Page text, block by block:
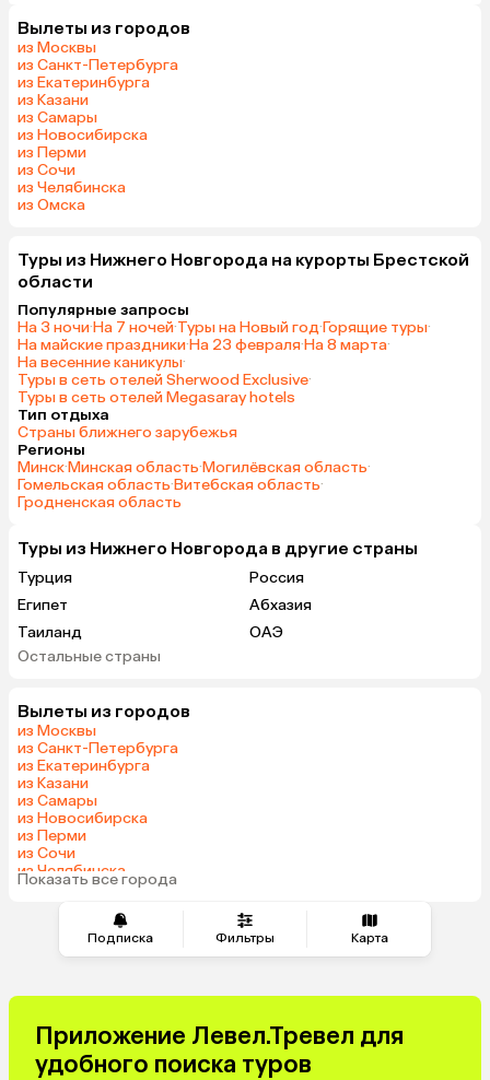
Подписка Фильтры Карта
Вылеты из городов
из Москвы
из Санкт-Петербурга
из Екатеринбурга
из Казани
из Самары
из Новосибирска
из Перми
из Сочи
из Челябинска
из Омска
Туры из Нижнего Новгорода на курорты Брестской
области
Популярные запросы
На 3 ночи·На 7 ночей·Туры на Новый год·Горящие туры·
На майские праздники·На 23 февраля·На 8 марта·
На весенние каникулы·
Туры в сеть отелей Sherwood Exclusive·
Туры в сеть отелей Megasaray hotels
Тип отдыха
Страны ближнего зарубежья
Регионы
Минск·Минская область·Могилёвская область·
Гомельская область·Витебская область·
Гродненская область
Туры из Нижнего Новгорода в другие страны
Турция
Россия
Египет
Абхазия
Таиланд
ОАЭ
Вьетнам
Саудовская Аравия
Остальные страны
Вылеты из городов
из Москвы
из Санкт-Петербурга
из Екатеринбурга
из Казани
из Самары
из Новосибирска
из Перми
из Сочи
из Челябинска
из Омска
Показать все города
Приложение Левел.Тревел для
удобного поиска туров